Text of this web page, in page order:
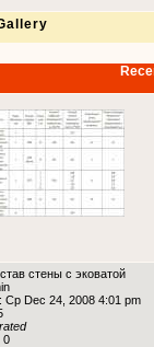
стены с эковатой
Ср Dec 24, 2008 4:01 pm
0